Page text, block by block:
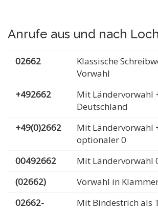
Anrufe aus und nach
02662
Klassische
Vorwahl
+492662
Mit Ländervorwahl
Deutschland
+49(0)2662
Mit Ländervorwahl
optionaler 0
00492662
Mit Ländervorwahl
(02662)
Vorwahl in
02662-
Mit Bindestrich als